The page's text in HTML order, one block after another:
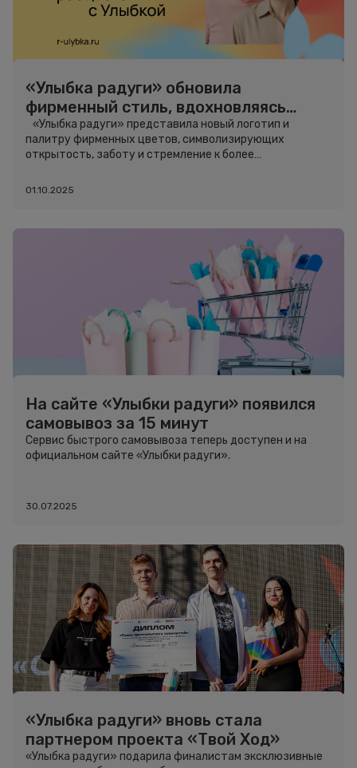
«Улыбка радуги» обновила
фирменный стиль, вдохновляясь
красотой природы
палитру фирменных цветов, символизирующих
открытость, заботу и стремление к более
01.10.2025
На сайте «Улыбки радуги» появился
самовывоз за 15 минут
Сервис быстрого самовывоза теперь доступен и на
официальном сайте «Улыбки радуги».
30.07.2025
«Улыбка радуги» вновь стала
партнером проекта «Твой Ход»
«Улыбка радуги» подарила финалистам эксклюзивные